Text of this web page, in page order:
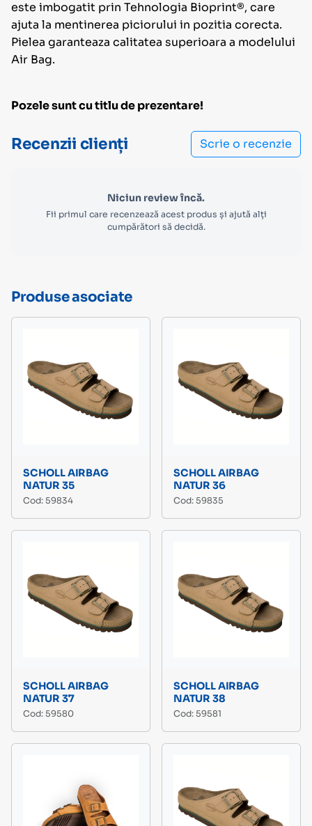
este imbogatit prin Tehnologia Bioprint®, care
ajuta la mentinerea piciorului in pozitia corecta.
Pielea garanteaza calitatea superioara a modelului
Air Bag.
Pozele sunt cu titlu de prezentare!
Recenzii clienți Scrie o recenzie
Niciun review încă.
Fii primul care recenzează acest produs și ajută alți
cumpărători să decidă.
Produse asociate
SCHOLL AIRBAG
NATUR 35
Cod: 59834
SCHOLL AIRBAG
NATUR 36
Cod: 59835
SCHOLL AIRBAG
NATUR 37
Cod: 59580
SCHOLL AIRBAG
NATUR 38
Cod: 59581